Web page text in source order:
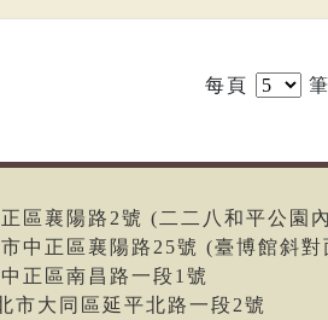
每頁
區襄陽路2號 (二二八和平公園
中正區襄陽路25號 (臺博館斜對
正區南昌路一段1號
市大同區延平北路一段2號